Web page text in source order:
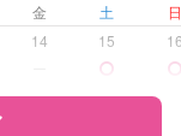
金 土
14 15